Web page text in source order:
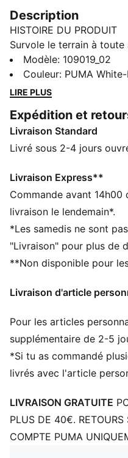
Description
HISTOIRE DU PRODUIT
Survole le terrain à toute
handball Accelerate 5.
direction rapides et de
intègrent une mousse
un maintien optimal pour
CARACTÉRISTIQUES +
La tige des chaussures
DÉTAILS
Conçu pour : Sports
Largeur : régulière
Cage intégrée pour une
pied
Mousse Fast Rebound
Semelle intérieure en
PUMA Enfant et
enfants et les ados, de 8
Modèle: 109019_02
Couleur: PUMA
LIRE PLUS
Expédition et
Livraison Standard
Livré sous 2-4 jours
Livraison Express**
Commande avant
livraison le lendemain*.
*Les samedis ne sont
"Livraison" pour plus de
**Non disponible pour
Livraison d'article
Pour les articles
supplémentaire de 2-5
*Si tu as commandé
livrés avec l'article
LIVRAISON GRATUITE
PLUS DE 40€.
COMPTE PUMA